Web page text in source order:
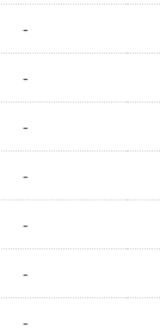
-
-
-
-
-
-
-